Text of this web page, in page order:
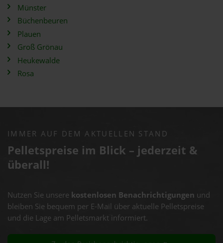
Münster
Büchenbeuren
Plauen
Groß Grönau
Heukewalde
Rosa
IMMER AUF DEM AKTUELLEN STAND
Pelletspreise im Blick – jederzeit &
überall!
Nutzen Sie unsere kostenlosen Benachrichtigungen und
bleiben Sie bequem per E-Mail über aktuelle Pelletspreise
und die Lage am Pelletsmarkt informiert.